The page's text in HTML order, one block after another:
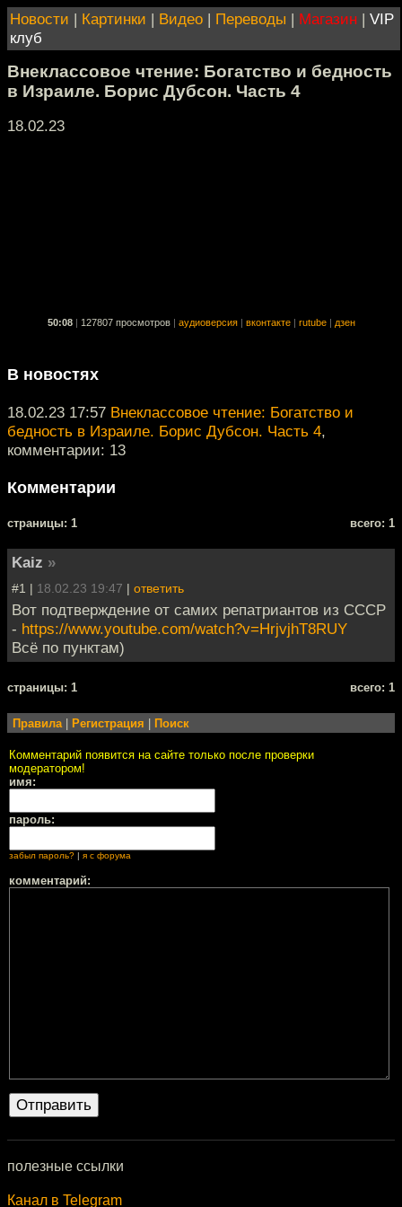
Новости | Картинки | Видео | Переводы | Магазин | VIP
клуб
Внеклассовое чтение: Богатство и бедность
в Израиле. Борис Дубсон. Часть 4
18.02.23
50:08 127807 просмотров аудиоверсия вконтакте rutube дзен
В новостях
18.02.23 17:57 Внеклассовое чтение: Богатство и
бедность в Израиле. Борис Дубсон. Часть 4,
комментарии: 13
Комментарии
cтраницы: 1 всего: 1
Kaiz »
#1 | 18.02.23 19:47 | ответить
Вот подтверждение от самих репатриантов из СССР
- https://www.youtube.com/watch?v=HrjvjhT8RUY
Всё по пунктам)
cтраницы: 1 всего: 1
Правила| Регистрация Поиск
Комментарий появится на сайте только после проверки
модератором!
имя:
пароль:
забыл пароль? я с форума
комментарий:
полезные ссылки
Канал в Telegram